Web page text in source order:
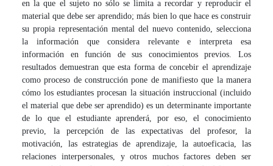
en la que el sujeto no sólo se limita a recordar y reproducir el
material que debe ser aprendido; más bien lo que hace es construir
su propia representación mental del nuevo contenido, selecciona
la información que considera relevante e interpreta esa
información en función de sus conocimientos previos. Los
resultados demuestran que esta forma de concebir el aprendizaje
como proceso de construcción pone de manifiesto que la manera
cómo los estudiantes procesan la situación instruccional (incluido
el material que debe ser aprendido) es un determinante importante
de lo que el estudiante aprenderá, por eso, el conocimiento
previo, la percepción de las expectativas del profesor, la
motivación, las estrategias de aprendizaje, la autoeficacia, las
relaciones interpersonales, y otros muchos factores deben ser